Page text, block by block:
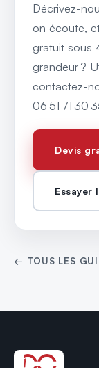
Décrivez-
on écoute,
gratuit sous
grandeur ?
contactez-
06 51 71 30
Devis
Essayer
← TOUS LES